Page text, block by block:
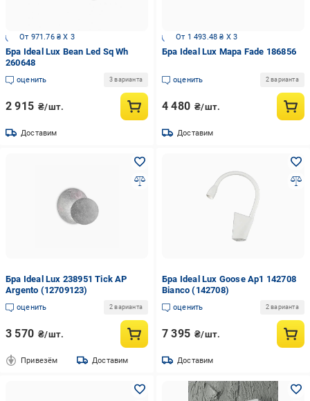
От 971.76 ₴ X 3
Бра Ideal Lux Bean Led Sq Wh
260648
оценить 3 варианта
2 915 ₴/шт.
Доставим
От 1 493.48 ₴ X 3
Бра Ideal Lux Mapa Fade 186856
оценить 2 варианта
4 480 ₴/шт.
Доставим
Бра Ideal Lux 238951 Tick AP
Argento (12709123)
оценить 2 варианта
3 570 ₴/шт.
Привезём Доставим
Бра Ideal Lux Goose Ap1 142708
Bianco (142708)
оценить 2 варианта
7 395 ₴/шт.
Доставим